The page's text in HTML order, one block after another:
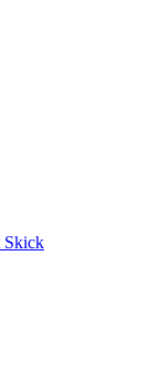
Skick